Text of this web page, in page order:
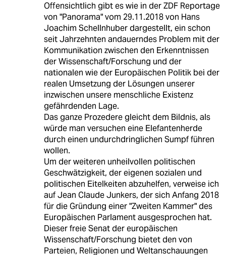
Offensichtlich gibt es wie in der ZDF Reportage
von "Panorama" vom 29.11.2018 von Hans
Joachim Schellnhuber dargestellt, ein schon
seit Jahrzehnten andauerndes Problem mit der
Kommunikation zwischen den Erkenntnissen
der Wissenschaft/Forschung und der
nationalen wie der Europäischen Politik bei der
realen Umsetzung der Lösungen unserer
inzwischen unsere menschliche Existenz
gefährdenden Lage.
Das ganze Prozedere gleicht dem Bildnis, als
würde man versuchen eine Elefantenherde
durch einen undurchdringlichen Sumpf führen
wollen.
Um der weiteren unheilvollen politischen
Geschwätzigkeit, der eigenen sozialen und
politischen Eitelkeiten abzuhelfen, verweise ich
auf Jean Claude Junkers, der sich Anfang 2018
für die Gründung einer "Zweiten Kammer" des
Europäischen Parlament ausgesprochen hat.
Dieser freie Senat der europäischen
Wissenschaft/Forschung bietet den von
Parteien, Religionen und Weltanschauungen